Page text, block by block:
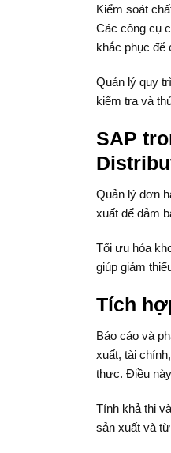
Kiểm soát
Các công cụ
khắc phục để
Quản lý quy
kiểm tra và
SAP
Quản lý đơn
xuất để đảm
Tối ưu hóa
giúp giảm
Tích
Báo cáo và
xuất, tài
thực. Điều
Tính khả thi
sản xuất và